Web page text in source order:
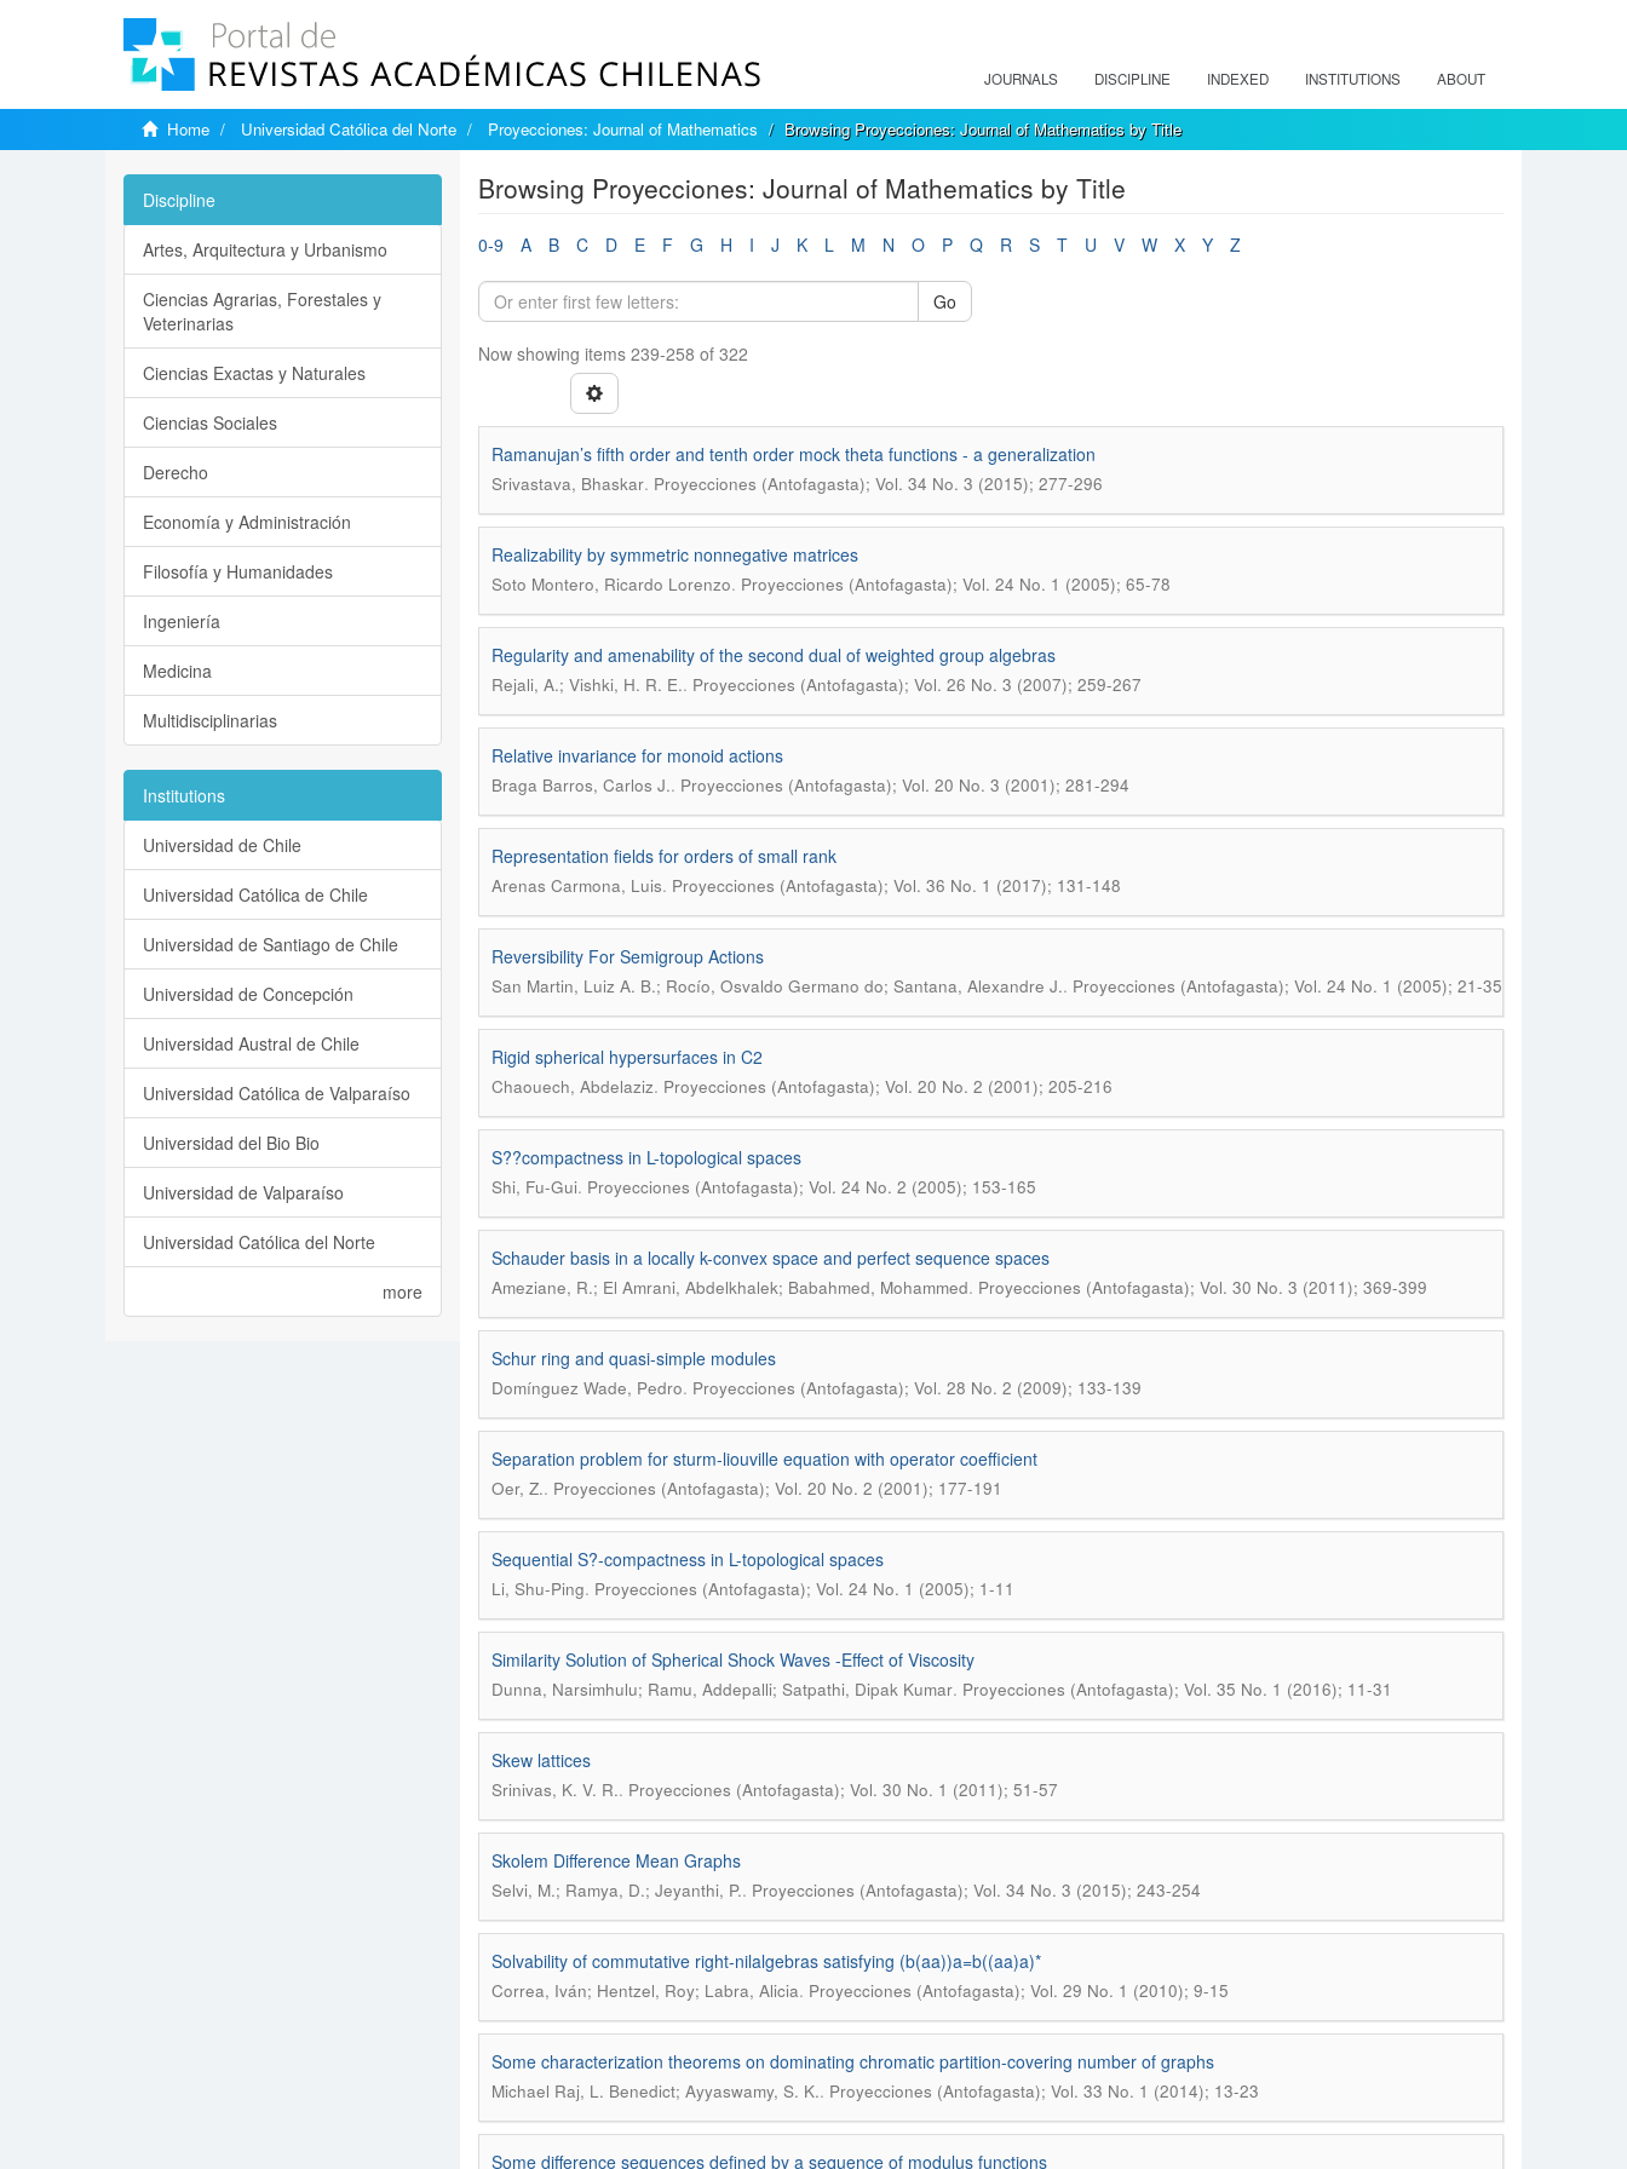
JOURNALS DISCIPLINE INDEXED INSTITUTIONS ABOUT
Home Universidad Católica del Norte Proyecciones: Journal of Mathematics Browsing Proyecciones: Journal of Mathematics by Title
Browsing Proyecciones: Journal of Mathematics by Title
0-9 A B C D E F G H I J K L M N O P Q R S T U V W X Y Z
Go
Now showing items 239-258 of 322
Ramanujan’s fifth order and tenth order mock theta functions - a generalization
Srivastava, Bhaskar. Proyecciones (Antofagasta); Vol. 34 No. 3 (2015); 277-296
Realizability by symmetric nonnegative matrices
Soto Montero, Ricardo Lorenzo. Proyecciones (Antofagasta); Vol. 24 No. 1 (2005); 65-78
Regularity and amenability of the second dual of weighted group algebras
Rejali, A.; Vishki, H. R. E.. Proyecciones (Antofagasta); Vol. 26 No. 3 (2007); 259-267
Relative invariance for monoid actions
Braga Barros, Carlos J.. Proyecciones (Antofagasta); Vol. 20 No. 3 (2001); 281-294
Representation fields for orders of small rank
Arenas Carmona, Luis. Proyecciones (Antofagasta); Vol. 36 No. 1 (2017); 131-148
Reversibility For Semigroup Actions
San Martin, Luiz A. B.; Rocío, Osvaldo Germano do; Santana, Alexandre J.. Proyecciones (Antofagasta); Vol. 24 No. 1 (2005); 21-35
Rigid spherical hypersurfaces in C2
Chaouech, Abdelaziz. Proyecciones (Antofagasta); Vol. 20 No. 2 (2001); 205-216
S??compactness in L-topological spaces
Shi, Fu-Gui. Proyecciones (Antofagasta); Vol. 24 No. 2 (2005); 153-165
Schauder basis in a locally k-convex space and perfect sequence spaces
Ameziane, R.; El Amrani, Abdelkhalek; Babahmed, Mohammed. Proyecciones (Antofagasta); Vol. 30 No. 3 (2011); 369-399
Schur ring and quasi-simple modules
Domínguez Wade, Pedro. Proyecciones (Antofagasta); Vol. 28 No. 2 (2009); 133-139
Separation problem for sturm-liouville equation with operator coefficient
Oer, Z.. Proyecciones (Antofagasta); Vol. 20 No. 2 (2001); 177-191
Sequential S?-compactness in L-topological spaces
Li, Shu-Ping. Proyecciones (Antofagasta); Vol. 24 No. 1 (2005); 1-11
Similarity Solution of Spherical Shock Waves -Effect of Viscosity
Dunna, Narsimhulu; Ramu, Addepalli; Satpathi, Dipak Kumar. Proyecciones (Antofagasta); Vol. 35 No. 1 (2016); 11-31
Skew lattices
Srinivas, K. V. R.. Proyecciones (Antofagasta); Vol. 30 No. 1 (2011); 51-57
Skolem Difference Mean Graphs
Selvi, M.; Ramya, D.; Jeyanthi, P.. Proyecciones (Antofagasta); Vol. 34 No. 3 (2015); 243-254
Solvability of commutative right-nilalgebras satisfying (b(aa))a=b((aa)a)*
Correa, Iván; Hentzel, Roy; Labra, Alicia. Proyecciones (Antofagasta); Vol. 29 No. 1 (2010); 9-15
Some characterization theorems on dominating chromatic partition-covering number of graphs
Michael Raj, L. Benedict; Ayyaswamy, S. K.. Proyecciones (Antofagasta); Vol. 33 No. 1 (2014); 13-23
Some difference sequences defined by a sequence of modulus functions
Discipline
Artes, Arquitectura y Urbanismo
Ciencias Agrarias, Forestales y
Veterinarias
Ciencias Exactas y Naturales
Ciencias Sociales
Derecho
Economía y Administración
Filosofía y Humanidades
Ingeniería
Medicina
Multidisciplinarias
Institutions
Universidad de Chile
Universidad Católica de Chile
Universidad de Santiago de Chile
Universidad de Concepción
Universidad Austral de Chile
Universidad Católica de Valparaíso
Universidad del Bio Bio
Universidad de Valparaíso
Universidad Católica del Norte
more